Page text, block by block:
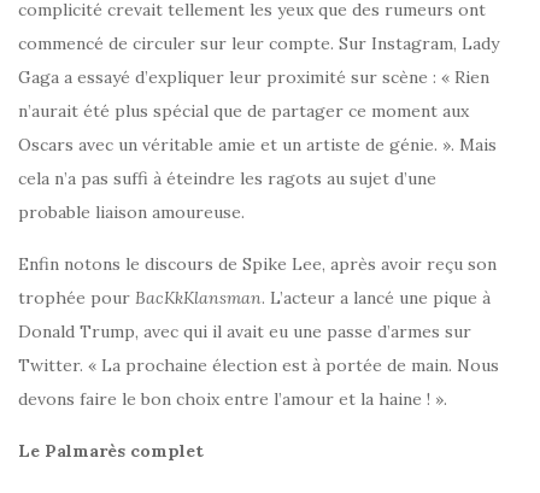
complicité crevait tellement les yeux que des rumeurs ont
commencé de circuler sur leur compte. Sur Instagram, Lady
Gaga a essayé d’expliquer leur proximité sur scène : « Rien
n’aurait été plus spécial que de partager ce moment aux
Oscars avec un véritable amie et un artiste de génie. ». Mais
cela n’a pas suffi à éteindre les ragots au sujet d’une
probable liaison amoureuse.
Enfin notons le discours de Spike Lee, après avoir reçu son
trophée pour BacKkKlansman. L’acteur a lancé une pique à
Donald Trump, avec qui il avait eu une passe d’armes sur
Twitter. « La prochaine élection est à portée de main. Nous
devons faire le bon choix entre l’amour et la haine ! ».
Le Palmarès complet